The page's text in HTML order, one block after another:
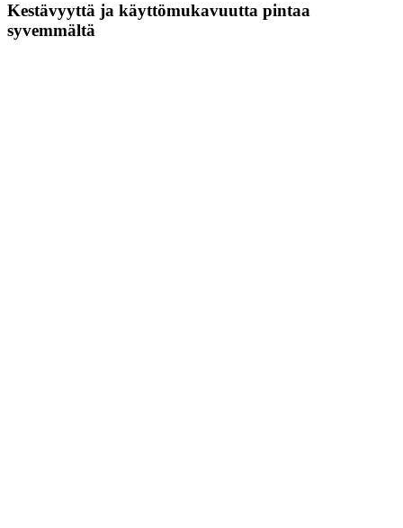
Kestävyyttä ja käyttömukavuutta pintaa
syvemmältä